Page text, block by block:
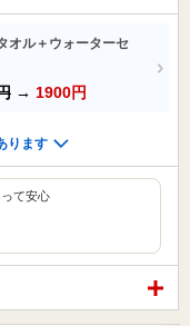
オル＋ウォーターセ
→ 1900円
ります
て安心